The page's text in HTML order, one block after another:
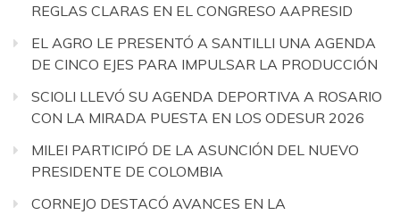
REGLAS CLARAS EN EL CONGRESO AAPRESID
EL AGRO LE PRESENTÓ A SANTILLI UNA AGENDA
DE CINCO EJES PARA IMPULSAR LA PRODUCCIÓN
SCIOLI LLEVÓ SU AGENDA DEPORTIVA A ROSARIO
CON LA MIRADA PUESTA EN LOS ODESUR 2026
MILEI PARTICIPÓ DE LA ASUNCIÓN DEL NUEVO
PRESIDENTE DE COLOMBIA
CORNEJO DESTACÓ AVANCES EN LA